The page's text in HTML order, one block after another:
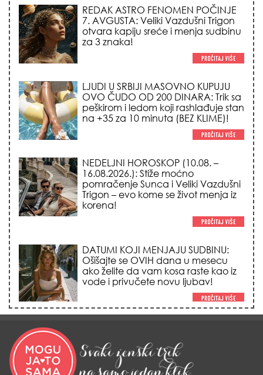
REDAK ASTRO FENOMEN POČINJE
7. AVGUSTA: Veliki Vazdušni Trigon
otvara kapiju sreće i menja sudbinu
za 3 znaka!
LJUDI U SRBIJI MASOVNO KUPUJU
OVO ČUDO OD 200 DINARA: Trik sa
peškirom i ledom koji rashlađuje stan
na +35 za 10 minuta (BEZ KLIME)!
NEDELJNI HOROSKOP (10.08. –
16.08.2026.): Stiže moćno
pomračenje Sunca i Veliki Vazdušni
Trigon – evo kome se život menja iz
korena!
DATUMI KOJI MENJAJU SUDBINU:
Ošišajte se OVIH dana u mesecu
ako želite da vam kosa raste kao iz
vode i privučete novu ljubav!
privlačenja novca koji treba uraditi
baš tokom sezone Lava!